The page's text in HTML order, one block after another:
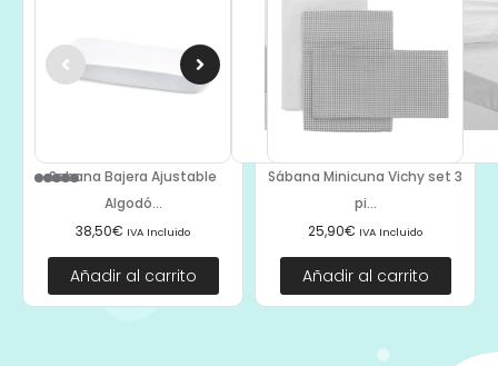
Sabana Bajera Ajustable
Algodó...
38,50€ IVA Incluido
Añadir al carrito
Sábana Minicuna Vichy set 3
pi...
25,90€ IVA Incluido
Añadir al carrito